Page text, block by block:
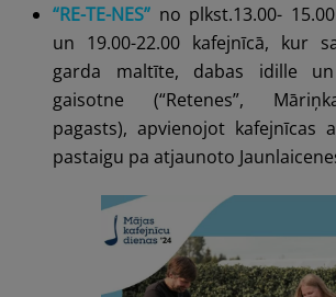
“RE-TE-NES” no plkst.13.00-
un 19.00-22.00 kafejnīcā, kur
garda maltīte, dabas idille un
gaisotne (“Retenes”,
pagasts), apvienojot kafejnīcas
pastaigu pa atjaunoto